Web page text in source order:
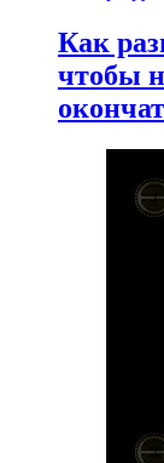
Как
чтобы